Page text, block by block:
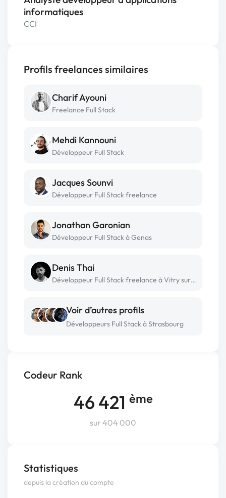
Codeur Rank
46 421 ème
sur 404 000
Statistiques
depuis la création du compte
informatiques
CCI
Profils freelances similaires
Charif Ayouni
Freelance Full Stack
Mehdi Kannouni
Développeur Full Stack
Jacques Sounvi
Développeur Full Stack freelance
Jonathan Garonian
Développeur Full Stack à Genas
Denis Thai
Développeur Full Stack freelance à Vitry sur seine
Voir d’autres profils
Développeurs Full Stack à Strasbourg